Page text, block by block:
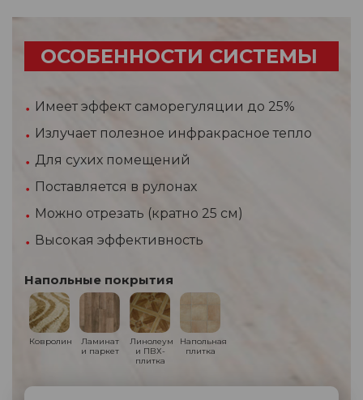
ОСОБЕННОСТИ СИСТЕМЫ
Имеет эффект саморегуляции до 25%
Излучает полезное инфракрасное тепло
Для сухих помещений
Поставляется в рулонах
Можно отрезать (кратно 25 см)
Высокая эффективность
Напольные покрытия
Ковролин
Ламинат
и паркет
Линолеум
и ПВХ-
плитка
Напольная
плитка